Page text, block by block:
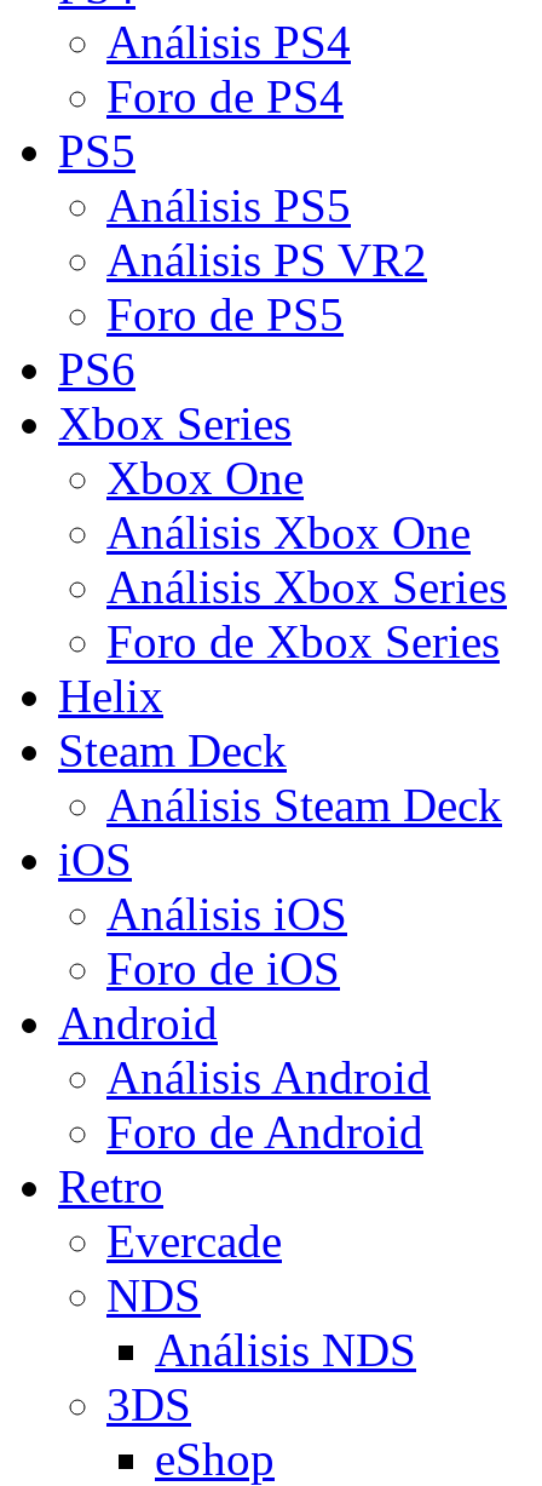
Análisis PS4
Foro de PS4
PS5
Análisis PS5
Análisis PS VR2
Foro de PS5
PS6
Xbox Series
Xbox One
Análisis Xbox One
Análisis Xbox Series
Foro de Xbox Series
Helix
Steam Deck
Análisis Steam Deck
iOS
Análisis iOS
Foro de iOS
Android
Análisis Android
Foro de Android
Retro
Evercade
NDS
Análisis NDS
3DS
eShop